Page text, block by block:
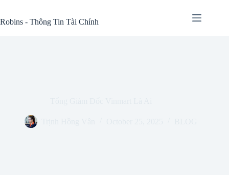
content
Robins - Thông Tin Tài Chính